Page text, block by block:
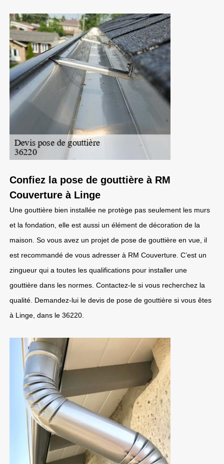
Confiez la pose de gouttière à RM
Couverture à Linge
Une gouttière bien installée ne protège pas seulement les murs
et la fondation, elle est aussi un élément de décoration de la
maison. So vous avez un projet de pose de gouttière en vue, il
est recommandé de vous adresser à RM Couverture. C’est un
zingueur qui a toutes les qualifications pour installer une
gouttière dans les normes. Contactez-le si vous recherchez la
qualité. Demandez-lui le devis de pose de gouttière si vous êtes
à Linge, dans le 36220.